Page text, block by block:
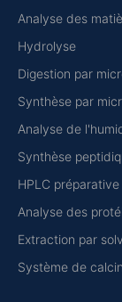
Analyse des
Hydrolyse
Digestion par
Synthèse par
Analyse de
Synthèse
HPLC préparative
Analyse des
Extraction par
Système de